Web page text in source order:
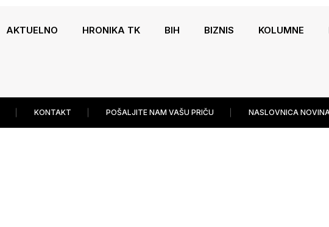
AKTUELNO HRONIKA TK BIH BIZNIS KOLUMNE
KONTAKT POŠALJITE NAM VAŠU PRIČU NASLOVNICA